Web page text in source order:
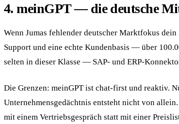
4. meinGPT — die deutsche
Wenn Jumas fehlender deutscher Marktfokus
Support und eine echte Kundenbasis — über
selten in dieser Klasse — SAP- und ERP-
Die Grenzen: meinGPT ist chat-first und reaktiv.
Unternehmensgedächtnis entsteht nicht von
mit einem Vertriebsgespräch statt mit einer